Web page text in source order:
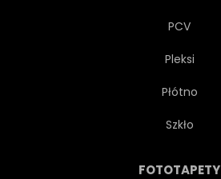
PCV
Pleksi
Płótno
Szkło
FOTOTAPETY